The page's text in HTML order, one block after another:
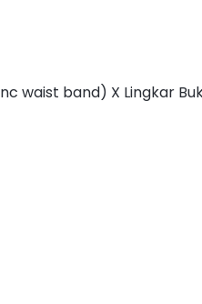
waist band) X Lingkar